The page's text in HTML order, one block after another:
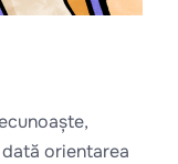
orientarea